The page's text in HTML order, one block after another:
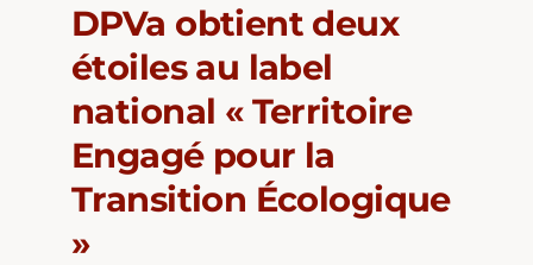
DPVa obtient deux
étoiles au label
national « Territoire
Engagé pour la
Transition Écologique
»